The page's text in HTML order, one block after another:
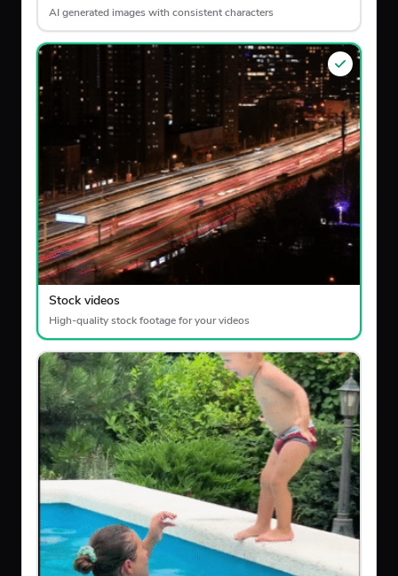
AI generated images with consistent characters
Stock videos
High-quality stock footage for your videos